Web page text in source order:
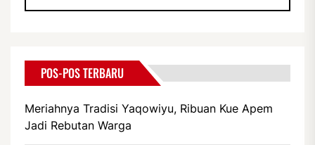
POS-POS TERBARU
Meriahnya Tradisi Yaqowiyu, Ribuan Kue Apem
Jadi Rebutan Warga